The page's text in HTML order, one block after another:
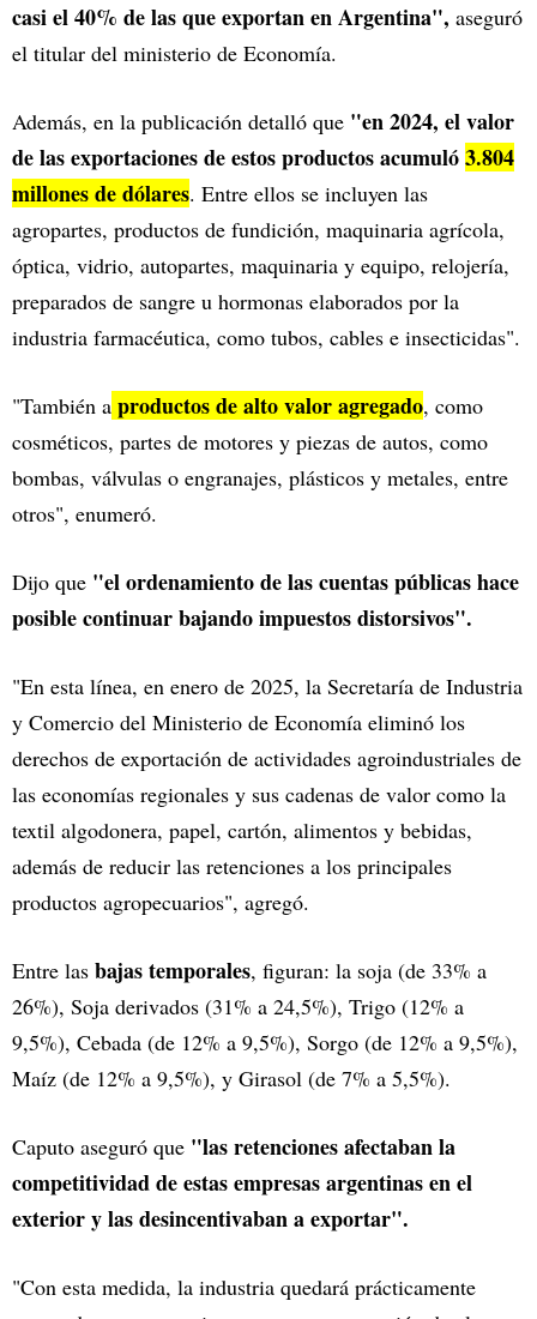
casi el 40% de las que exportan en Argentina", aseguró
el titular del ministerio de Economía.
Además, en la publicación detalló que "en 2024, el valor
de las exportaciones de estos productos acumuló3.804
millones de dólares. Entre ellos se incluyen las
agropartes, productos de fundición, maquinaria agrícola,
óptica, vidrio, autopartes, maquinaria y equipo, relojería,
preparados de sangre u hormonas elaborados por la
industria farmacéutica, como tubos, cables e insecticidas".
"También a productos de alto valor agregado, como
cosméticos, partes de motores y piezas de autos, como
bombas, válvulas o engranajes, plásticos y metales, entre
otros", enumeró.
Dijo que "el ordenamiento de las cuentas públicas hace
posible continuar bajando impuestos distorsivos".
"En esta línea, en enero de 2025, la Secretaría de Industria
y Comercio del Ministerio de Economía eliminó los
derechos de exportación de actividades agroindustriales de
las economías regionales y sus cadenas de valor como la
textil algodonera, papel, cartón, alimentos y bebidas,
además de reducir las retenciones a los principales
productos agropecuarios", agregó.
Entre las bajas temporales, figuran: la soja (de 33% a
26%), Soja derivados (31% a 24,5%), Trigo (12% a
9,5%), Cebada (de 12% a 9,5%), Sorgo (de 12% a 9,5%),
Maíz (de 12% a 9,5%), y Girasol (de 7% a 5,5%).
Caputo aseguró que "las retenciones afectaban la
competitividad de estas empresas argentinas en el
exterior y las desincentivaban a exportar".
"Con esta medida, la industria quedará prácticamente